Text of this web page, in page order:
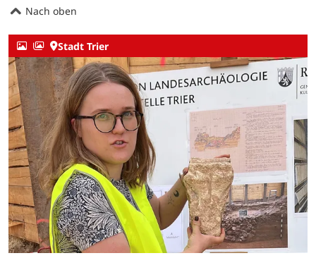
Nach oben
Stadt Trier